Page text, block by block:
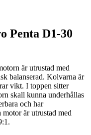
Penta D1-30
är utrustad med
balanserad. Kolvarna är
vikt. I toppen sitter
skall kunna underhållas
och har
är utrustad med